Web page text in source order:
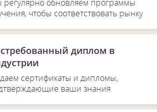
обновляем программы
чтобы соответствовать рынку
диплом в
сертификаты и дипломы,
ваши знания